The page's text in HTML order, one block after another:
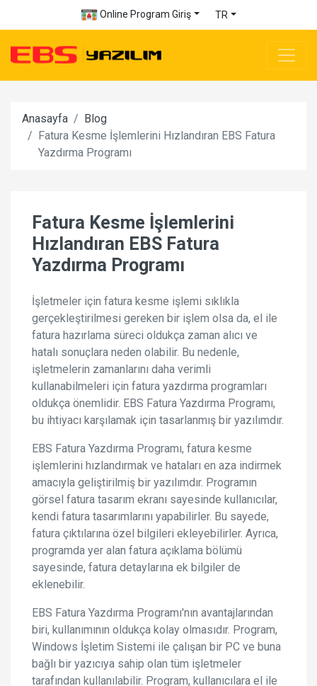
Online Program Giriş TR
Anasayfa
Blog
Fatura Kesme İşlemlerini Hızlandıran EBS Fatura
Yazdırma Programı
Fatura Kesme İşlemlerini
Hızlandıran EBS Fatura
Yazdırma Programı
İşletmeler için fatura kesme işlemi sıklıkla
gerçekleştirilmesi gereken bir işlem olsa da, el ile
fatura hazırlama süreci oldukça zaman alıcı ve
hatalı sonuçlara neden olabilir. Bu nedenle,
işletmelerin zamanlarını daha verimli
kullanabilmeleri için fatura yazdırma programları
oldukça önemlidir. EBS Fatura Yazdırma Programı,
bu ihtiyacı karşılamak için tasarlanmış bir yazılımdır.
EBS Fatura Yazdırma Programı, fatura kesme
işlemlerini hızlandırmak ve hataları en aza indirmek
amacıyla geliştirilmiş bir yazılımdır. Programın
görsel fatura tasarım ekranı sayesinde kullanıcılar,
kendi fatura tasarımlarını yapabilirler. Bu sayede,
fatura çıktılarına özel bilgileri ekleyebilirler. Ayrıca,
programda yer alan fatura açıklama bölümü
sayesinde, fatura detaylarına ek bilgiler de
eklenebilir.
EBS Fatura Yazdırma Programı'nın avantajlarından
biri, kullanımının oldukça kolay olmasıdır. Program,
Windows İşletim Sistemi ile çalışan bir PC ve buna
bağlı bir yazıcıya sahip olan tüm işletmeler
tarafından kullanılabilir. Program, kullanıcılara el ile